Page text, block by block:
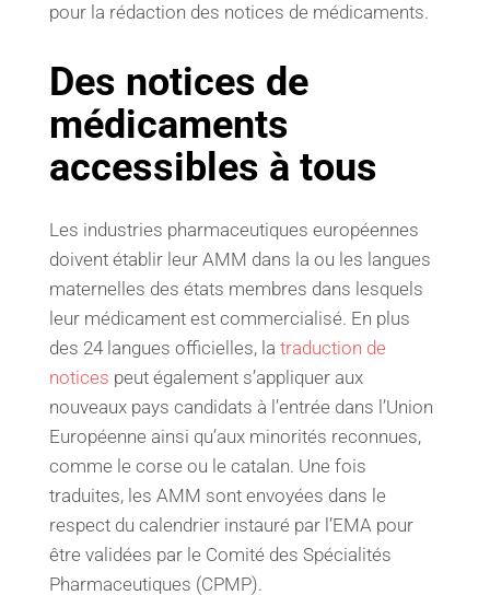
pour la rédaction des notices de médicaments.
Des notices de
médicaments
accessibles à tous
Les industries pharmaceutiques européennes
doivent établir leur AMM dans la ou les langues
maternelles des états membres dans lesquels
leur médicament est commercialisé. En plus
des 24 langues officielles, la traduction de
notices peut également s’appliquer aux
nouveaux pays candidats à l’entrée dans l’Union
Européenne ainsi qu’aux minorités reconnues,
comme le corse ou le catalan. Une fois
traduites, les AMM sont envoyées dans le
respect du calendrier instauré par l’EMA pour
être validées par le Comité des Spécialités
Pharmaceutiques (CPMP).